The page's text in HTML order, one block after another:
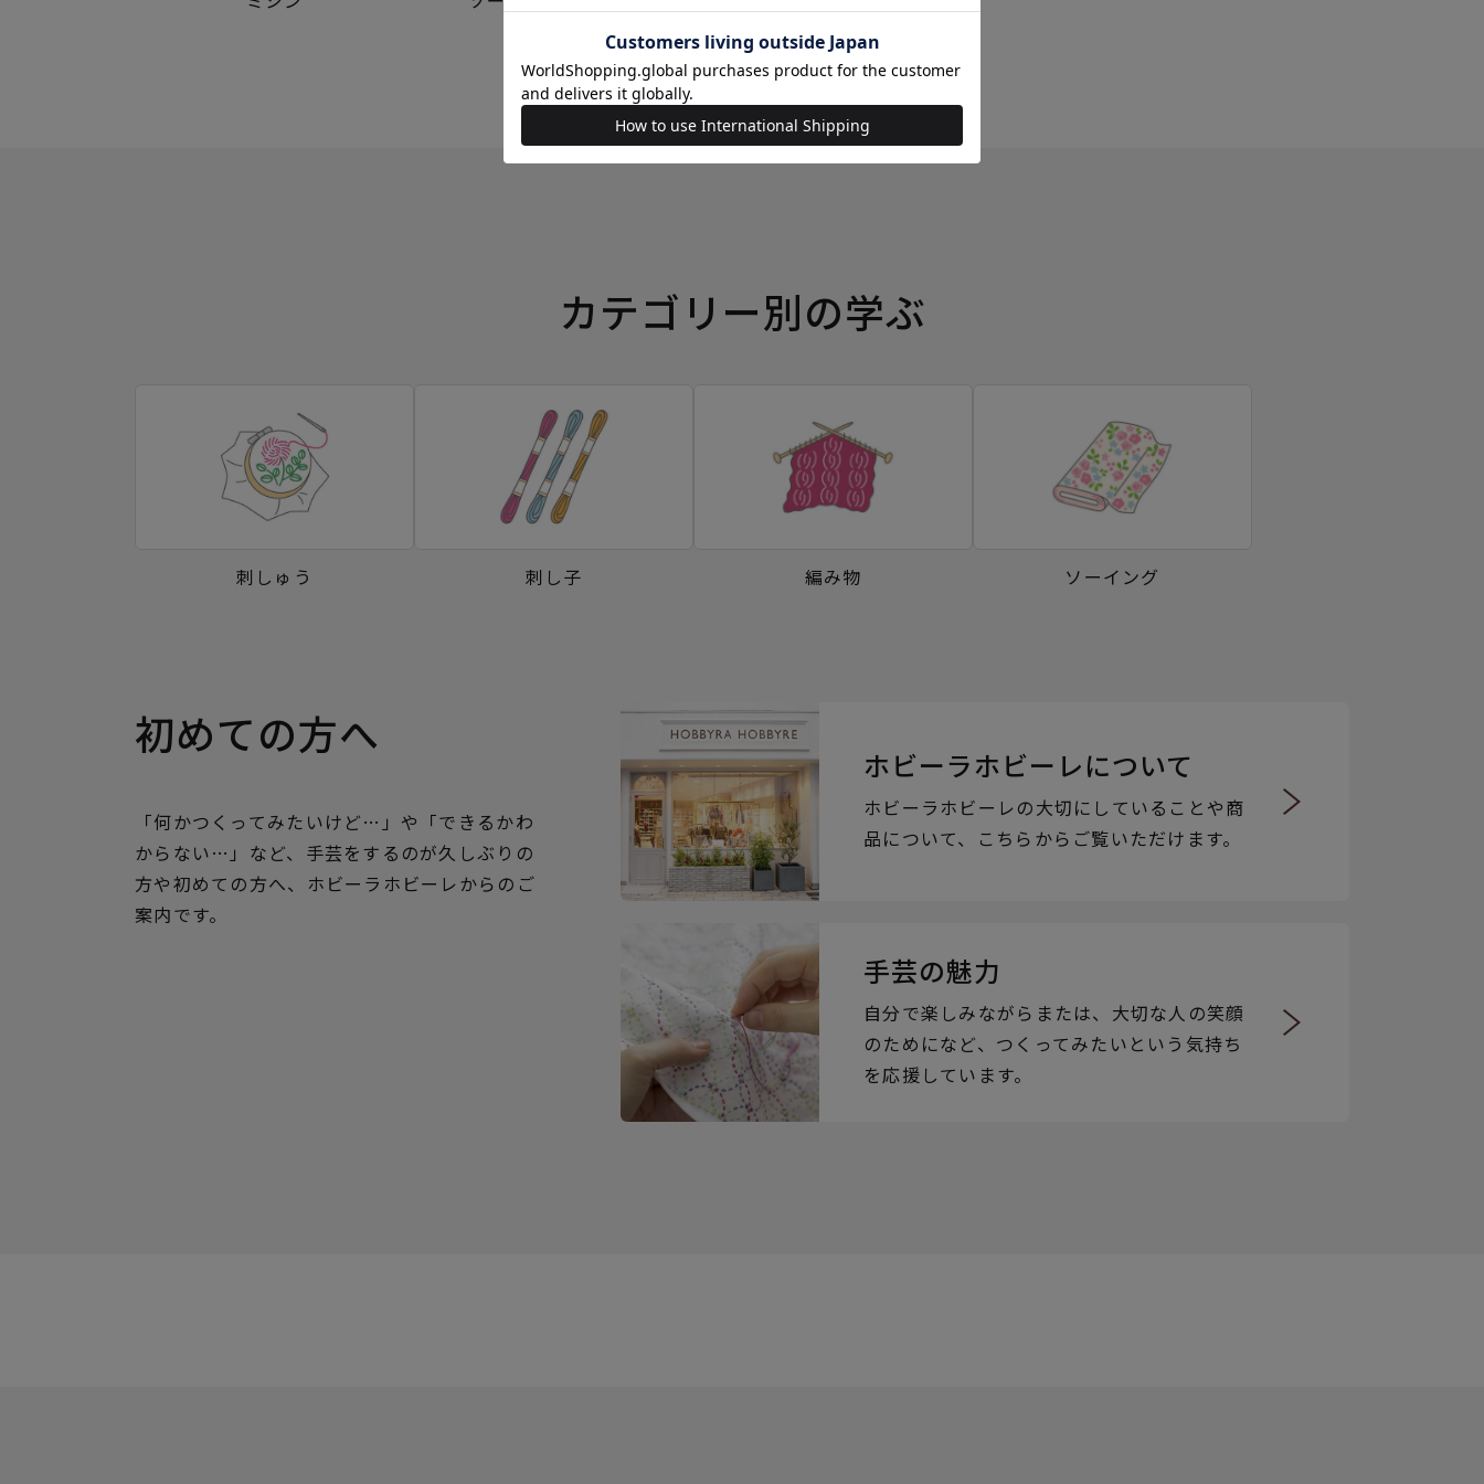
カテゴリー別の学ぶ
刺しゅう 刺し子 編み物 ソーイング
初めての方へ
「何かつくってみたいけど…」や「できるかわ
からない…」など、手芸をするのが久しぶりの
方や初めての方へ、ホビーラホビーレからのご
案内です。
ホビーラホビーレについて
ホビーラホビーレの大切にしていることや商
品について、こちらからご覧いただけます。
手芸の魅力
自分で楽しみながらまたは、大切な人の笑顔
のためになど、つくってみたいという気持ち
を応援しています。